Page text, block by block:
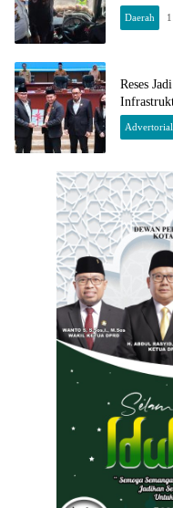
Daerah
Reses
Advertorial